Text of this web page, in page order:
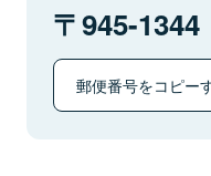
945-1344
郵便番号をコピー